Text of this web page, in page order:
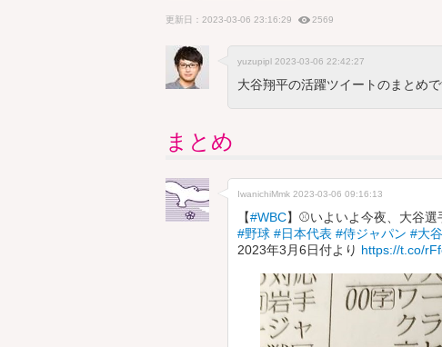
更新日：2023-03-06 23:16:29 2569
yuzupipl 2023-03-06 22:42:27
大谷翔平の活躍ツイートのまとめで
まとめ
IwanichiMmk 2023-03-06 09:16:13
【#WBC】⚾いよいよ今夜、大谷
#野球 #日本代表 #侍ジャパン #大
2023年3月6日付より https://t.co/